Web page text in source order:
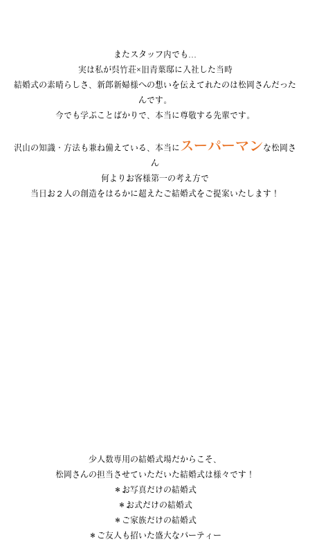
またスタッフ内でも…
実は私が呉竹荘×旧青葉邸に入社した当時
結婚式の素晴らしさ、新郎新婦様への想いを伝えてれたのは松岡さんだった
んです。
今でも学ぶことばかりで、本当に尊敬する先輩です。
沢山の知識・方法も兼ね備えている、本当に スーパーマンな松岡さ
ん
何よりお客様第一の考え方で
当日お２人の創造をはるかに超えたご結婚式をご提案いたします！
少人数専用の結婚式場だからこそ、
松岡さんの担当させていただいた結婚式は様々です！
＊お写真だけの結婚式
＊お式だけの結婚式
＊ご家族だけの結婚式
＊ご友人も招いた盛大なパーティー